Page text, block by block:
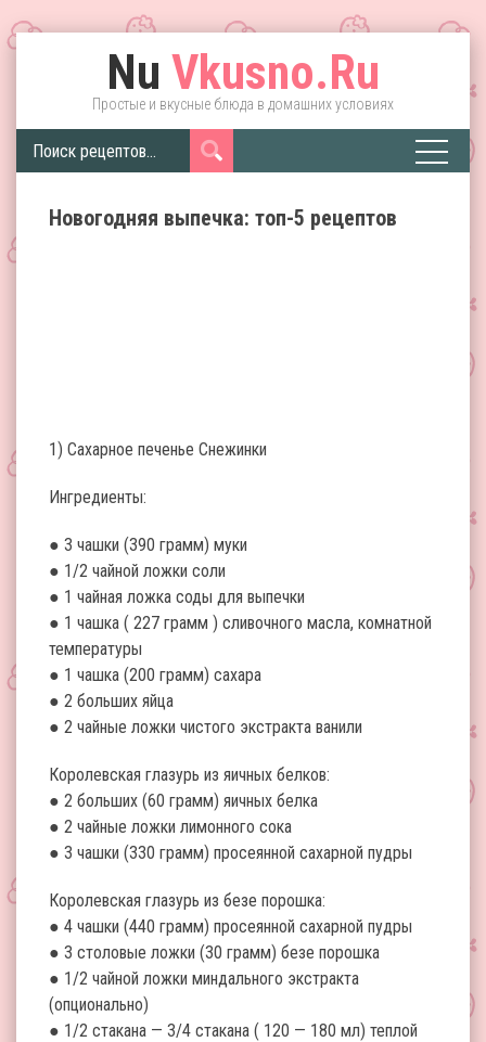
Nu Vkusno.Ru
Простые и вкусные блюда в домашних условиях
Новогодняя выпечка: топ-5 рецептов
1) Сахарное печенье Снежинки
Ингредиенты:
● 3 чашки (390 грамм) муки
● 1/2 чайной ложки соли
● 1 чайная ложка соды для выпечки
● 1 чашка ( 227 грамм ) сливочного масла, комнатной
температуры
● 1 чашка (200 грамм) сахара
● 2 больших яйца
● 2 чайные ложки чистого экстракта ванили
Королевская глазурь из яичных белков:
● 2 больших (60 грамм) яичных белка
● 2 чайные ложки лимонного сока
● 3 чашки (330 грамм) просеянной сахарной пудры
Королевская глазурь из безе порошка:
● 4 чашки (440 грамм) просеянной сахарной пудры
● 3 столовые ложки (30 грамм) безе порошка
● 1/2 чайной ложки миндального экстракта
(опционально)
● 1/2 стакана — 3/4 стакана ( 120 — 180 мл) теплой